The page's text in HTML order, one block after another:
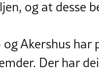
og at desse
og Akershus
Der har